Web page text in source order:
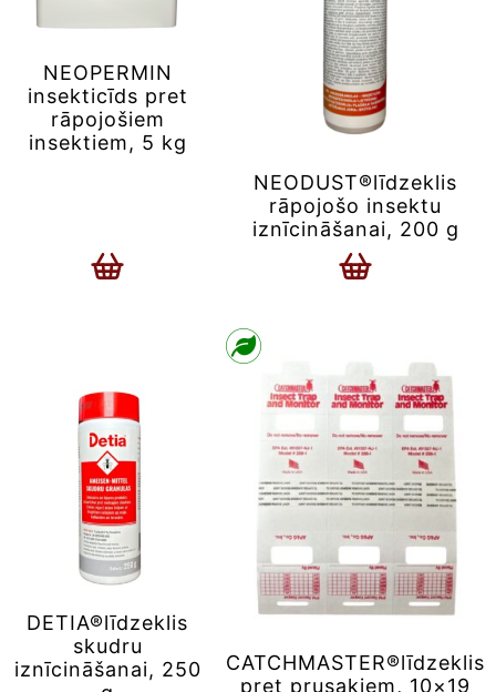
NEOPERMIN
insekticīds pret
rāpojošiem
insektiem, 5 kg
NEODUST®līdzeklis
rāpojošo insektu
iznīcināšanai, 200 g
DETIA®līdzeklis
skudru
iznīcināšanai, 250
CATCHMASTER®līdzeklis
pret prusakiem, 10×19